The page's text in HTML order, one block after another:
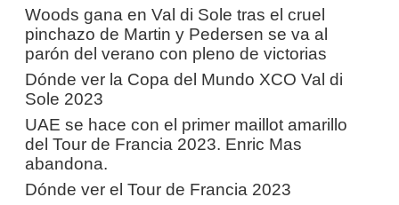
Woods gana en Val di Sole tras el cruel
pinchazo de Martin y Pedersen se va al
parón del verano con pleno de victorias
Dónde ver la Copa del Mundo XCO Val di
Sole 2023
UAE se hace con el primer maillot amarillo
del Tour de Francia 2023. Enric Mas
abandona.
Dónde ver el Tour de Francia 2023